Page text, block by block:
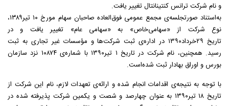
و نام شرکت ترانس کنتینانتال تغییر یافت.
به‌استناد صورتجلسه‌ی مجمع عمومی فوق‌العاده صاحبان سهام مورخ ۱۰ تیر۱۳۸۹،
نوع شرکت از «سهامی‌خاص» به «سهامی عام» تغییر یافت و در
تاریخ ۲۹خرداد۱۳۹۰ در اداره‌ی ثبت شرکت‌ها‌ و مؤسسات غیر تجاری به ثبت
رسید. همچنین، نام شرکت در تاریخ ۱ تیر۱۳۹۰ با شماره‌ی ۱۰۸۷۴ نزد سازمان
بورس و اوراق بهادار ثبت شده‌است.
با توجه به نتیجه‌ی اقدامات انجام شده و ارائه‌ی تعهدات لازم، نام این شرکت از
تاریخ ۱۸ تیر۱۳۹۰ به عنوان چهارصد و شصت و یکمین شرکت پذیرفته شده در